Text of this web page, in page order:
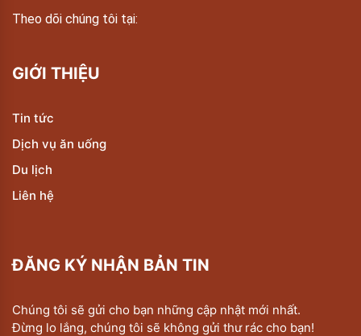
Theo dõi chúng tôi tại:
GIỚI THIỆU
Tin tức
Dịch vụ ăn uống
Du lịch
Liên hệ
ĐĂNG KÝ NHẬN BẢN TIN
Chúng tôi sẽ gửi cho bạn những cập nhật mới nhất.
Đừng lo lắng, chúng tôi sẽ không gửi thư rác cho bạn!